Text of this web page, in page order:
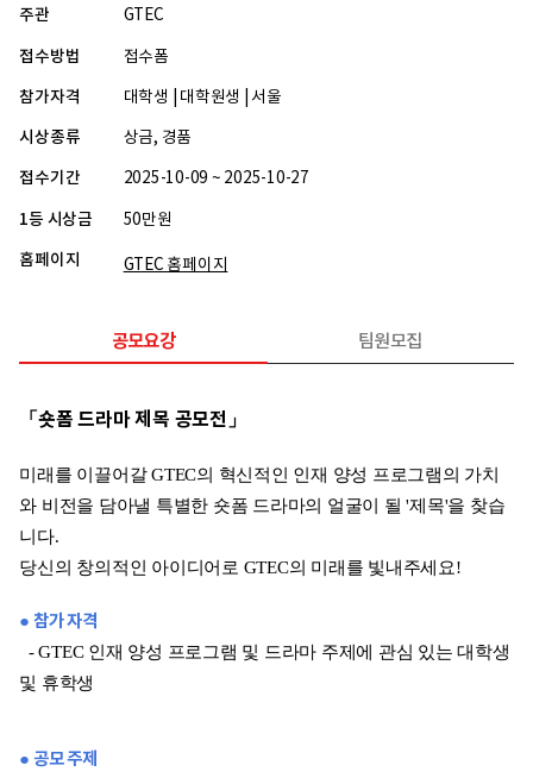
주관 GTEC
접수방법 접수폼
참가자격 대학생 | 대학원생 | 서울
시상종류 상금, 경품
접수기간 2025-10-09 ~ 2025-10-27
1등 시상금 50만원
홈페이지 GTEC 홈페이지
공모요강 팀원모집
「숏폼 드라마 제목 공모전」
미래를 이끌어갈 GTEC의 혁신적인 인재 양성 프로그램의 가치
와 비전을 담아낼 특별한 숏폼 드라마의 얼굴이 될 '제목'을 찾습
니다.
당신의 창의적인 아이디어로 GTEC의 미래를 빛내주세요!
● 참가 자격
- GTEC 인재 양성 프로그램 및 드라마 주제에 관심 있는 대학생
및 휴학생
● 공모 주제